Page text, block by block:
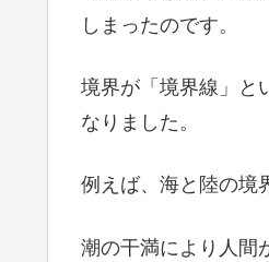
しまったのです。
境界が「境界線」と
なりました。
例えば、海と陸の境
潮の干満により人間